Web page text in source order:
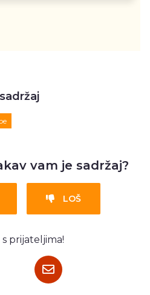
vam je sadržaj?
LOŠ
prijateljima!